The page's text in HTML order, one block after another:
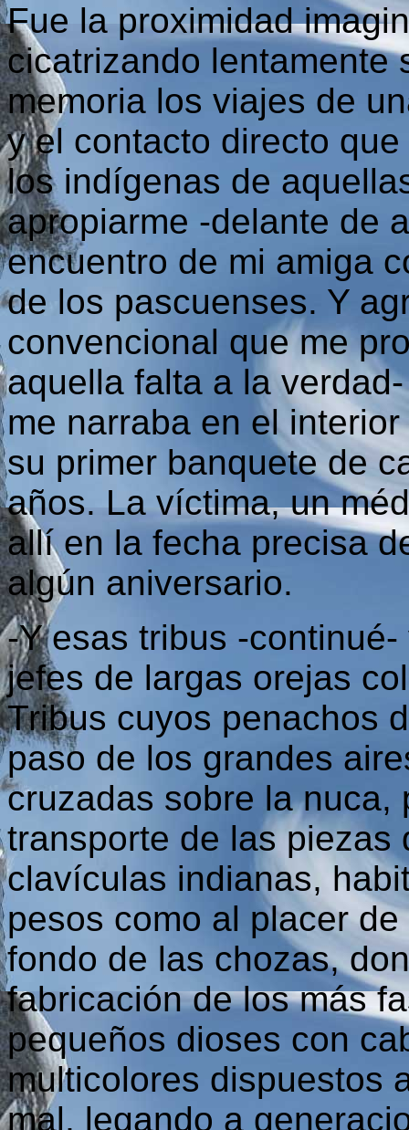
Fue la proximidad
cicatrizando lentamente
memoria los viajes de
y el contacto directo
los indígenas de
apropiarme -delante de
encuentro de mi amiga
de los pascuenses. Y
convencional que me
aquella falta a la
me narraba en el
su primer banquete de
años. La víctima, un
allí en la fecha precisa
algún aniversario.
-Y esas tribus -
jefes de largas orejas
Tribus cuyos penachos
paso de los grandes
cruzadas sobre la nuca,
transporte de las piezas
clavículas indianas,
pesos como al placer
fondo de las chozas,
fabricación de los más
pequeños dioses con
multicolores dispuestos
mal, legando a